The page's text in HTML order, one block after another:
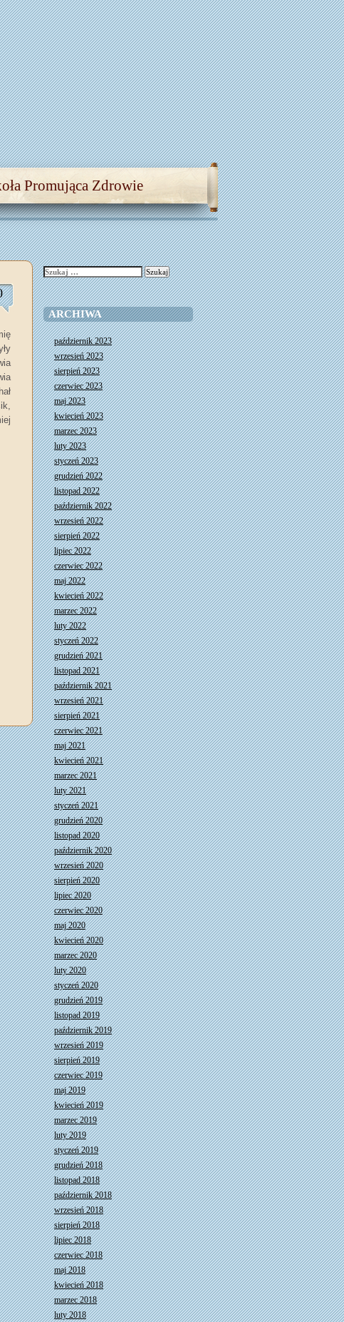
Promująca Zdrowie
Szukaj:
ARCHIWA
październik 2023
wrzesień 2023
sierpień 2023
czerwiec 2023
maj 2023
kwiecień 2023
marzec 2023
luty 2023
styczeń 2023
grudzień 2022
listopad 2022
październik 2022
wrzesień 2022
sierpień 2022
lipiec 2022
czerwiec 2022
maj 2022
kwiecień 2022
marzec 2022
luty 2022
styczeń 2022
grudzień 2021
listopad 2021
październik 2021
wrzesień 2021
sierpień 2021
czerwiec 2021
maj 2021
kwiecień 2021
marzec 2021
luty 2021
styczeń 2021
grudzień 2020
listopad 2020
październik 2020
wrzesień 2020
sierpień 2020
lipiec 2020
czerwiec 2020
maj 2020
kwiecień 2020
marzec 2020
luty 2020
styczeń 2020
grudzień 2019
listopad 2019
październik 2019
wrzesień 2019
sierpień 2019
czerwiec 2019
maj 2019
kwiecień 2019
marzec 2019
luty 2019
styczeń 2019
grudzień 2018
listopad 2018
październik 2018
wrzesień 2018
sierpień 2018
lipiec 2018
czerwiec 2018
maj 2018
kwiecień 2018
marzec 2018
luty 2018